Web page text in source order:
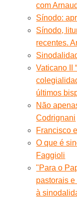
com
Sínodo:
Sínodo,
recentes.
Vaticano II
últimos
Não
Codrignani
Francisco
O que é
Faggioli
"Para o
pastorais
à